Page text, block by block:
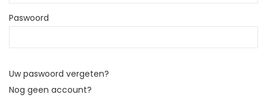
Paswoord
Uw paswoord vergeten?
Nog geen account?